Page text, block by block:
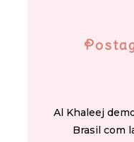
Al Khaleej
Brasil com